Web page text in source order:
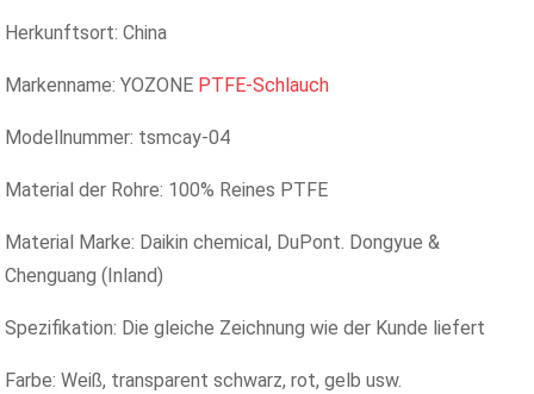
Herkunftsort: China
Markenname: YOZONE PTFE-Schlauch
Modellnummer: tsmcay-04
Material der Rohre: 100% Reines PTFE
Material Marke: Daikin chemical, DuPont. Dongyue &
Chenguang (Inland)
Spezifikation: Die gleiche Zeichnung wie der Kunde liefert
Farbe: Weiß, transparent schwarz, rot, gelb usw.